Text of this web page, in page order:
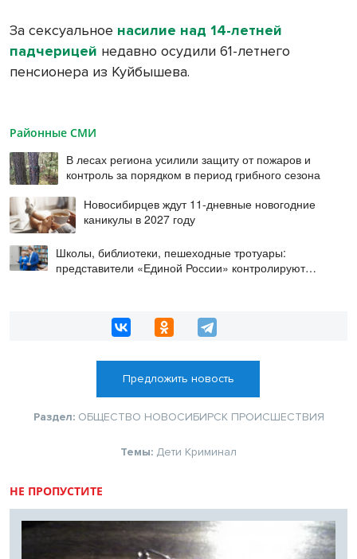
За сексуальное насилие над 14-летней
падчерицей недавно осудили 61-летнего
пенсионера из Куйбышева.
Районные СМИ
В лесах региона усилили защиту от пожаров и
контроль за порядком в период грибного сезона
Новосибирцев ждут 11-дневные новогодние
каникулы в 2027 году
Школы, библиотеки, пешеходные тротуары:
представители «Единой России» контролируют
Предложить новость
Раздел: ОБЩЕСТВО НОВОСИБИРСК ПРОИСШЕСТВИЯ
Темы: Дети Криминал
НЕ ПРОПУСТИТЕ